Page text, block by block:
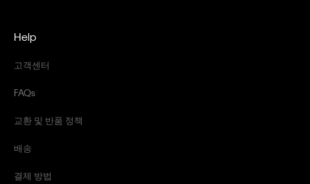
Help
고객센터
FAQs
교환 및 반품 정책
배송
결제 방법